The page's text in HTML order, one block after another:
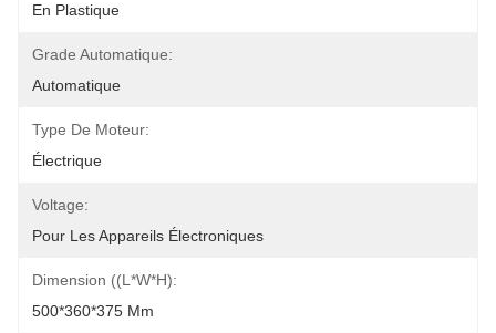
En Plastique
Grade Automatique:
Automatique
Type De Moteur:
Électrique
Voltage:
Pour Les Appareils Électroniques
Dimension ((L*W*H):
500*360*375 Mm